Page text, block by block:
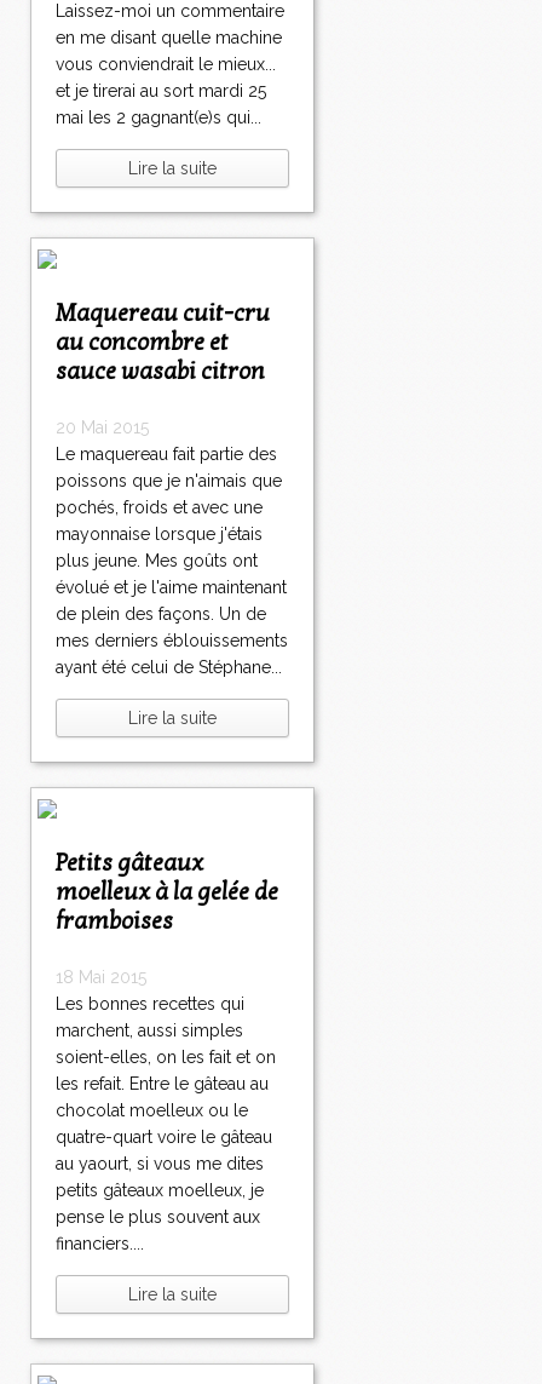
Laissez-moi un commentaire
en me disant quelle machine
vous conviendrait le mieux...
et je tirerai au sort mardi 25
mai les 2 gagnant(e)s qui...
Lire la suite
Maquereau cuit-cru
au concombre et
sauce wasabi citron
20 Mai 2015
Le maquereau fait partie des
poissons que je n'aimais que
pochés, froids et avec une
mayonnaise lorsque j'étais
plus jeune. Mes goûts ont
évolué et je l'aime maintenant
de plein des façons. Un de
mes derniers éblouissements
ayant été celui de Stéphane...
Lire la suite
Petits gâteaux
moelleux à la gelée de
framboises
18 Mai 2015
Les bonnes recettes qui
marchent, aussi simples
soient-elles, on les fait et on
les refait. Entre le gâteau au
chocolat moelleux ou le
quatre-quart voire le gâteau
au yaourt, si vous me dites
petits gâteaux moelleux, je
pense le plus souvent aux
financiers....
Lire la suite